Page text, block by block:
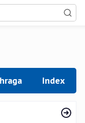
Index